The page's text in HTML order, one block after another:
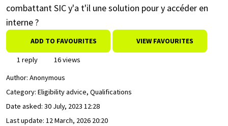
combattant SIC y'a t'il une solution pour y accéder en
interne ?
ADD TO FAVOURITES VIEW FAVOURITES
1 reply
16 views
Author: Anonymous
Category: Eligibility advice, Qualifications
Date asked: 30 July, 2023 12:28
Last update: 12 March, 2026 20:20